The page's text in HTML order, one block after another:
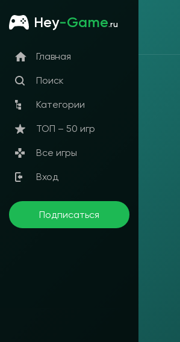
Hey-Game.ru
Главная
Поиск
Категории
ТОП – 50 игр
Все игры
Вход
Подписаться